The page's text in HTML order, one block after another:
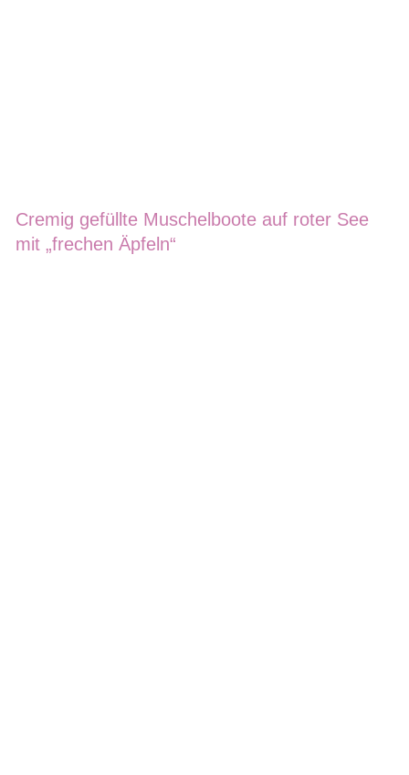
Cremig gefüllte Muschelboote auf roter See
mit „frechen Äpfeln“